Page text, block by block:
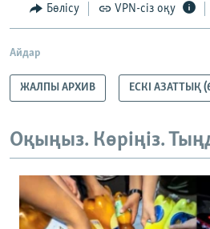
Бөлісу VPN-сіз оқу
Айдар
ЖАЛПЫ АРХИВ ЕСКІ АЗАТТЫҚ
Оқыңыз. Көріңіз.